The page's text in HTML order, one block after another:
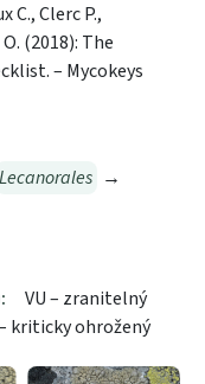
C., Clerc P.,
(2018): The
– Mycokeys
Lecanorales →
VU – zranitelný
kriticky ohrožený